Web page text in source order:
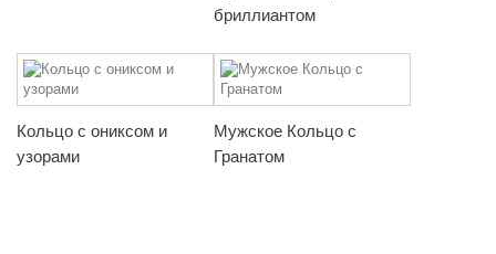
бриллиантом
Кольцо с ониксом и
узорами
Мужское Кольцо с
Гранатом